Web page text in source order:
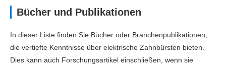
Bücher und Publikationen
In dieser Liste finden Sie Bücher oder Branchenpublikationen,
die vertiefte Kenntnisse über elektrische Zahnbürsten bieten.
Dies kann auch Forschungsartikel einschließen, wenn sie